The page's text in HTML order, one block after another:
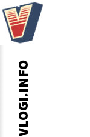
VLOGI.INFO